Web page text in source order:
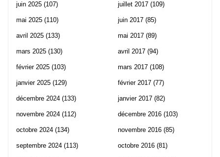
juin 2025 (107)
mai 2025 (110)
avril 2025 (133)
mars 2025 (130)
février 2025 (103)
janvier 2025 (129)
décembre 2024 (133)
novembre 2024 (112)
octobre 2024 (134)
septembre 2024 (113)
juillet 2017 (109)
juin 2017 (85)
mai 2017 (89)
avril 2017 (94)
mars 2017 (108)
février 2017 (77)
janvier 2017 (82)
décembre 2016 (103)
novembre 2016 (85)
octobre 2016 (81)